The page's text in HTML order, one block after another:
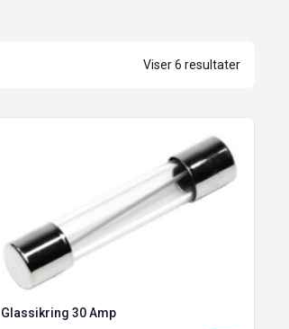
Viser 6 resultater
Glassikring 30 Amp